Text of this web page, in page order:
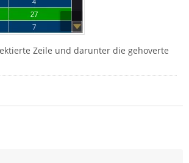
Zeile und darunter die gehoverte